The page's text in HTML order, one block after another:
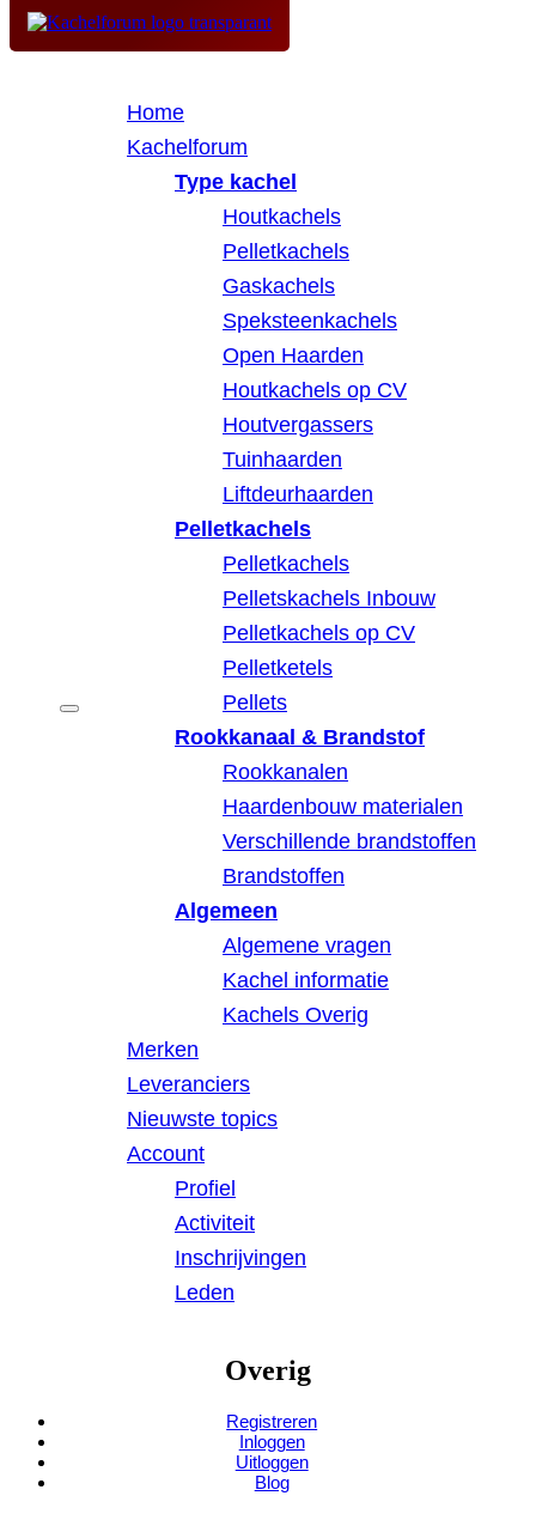
Home
Kachelforum
Type kachel
Houtkachels
Pelletkachels
Gaskachels
Speksteenkachels
Open Haarden
Houtkachels op CV
Houtvergassers
Tuinhaarden
Liftdeurhaarden
Pelletkachels
Pelletkachels
Pelletskachels Inbouw
Pelletkachels op CV
Pelletketels
Pellets
Rookkanaal & Brandstof
Rookkanalen
Haardenbouw materialen
Verschillende brandstoffen
Brandstoffen
Algemeen
Algemene vragen
Kachel informatie
Kachels Overig
Merken
Leveranciers
Nieuwste topics
Account
Profiel
Activiteit
Inschrijvingen
Leden
Overig
Registreren
Inloggen
Uitloggen
Blog